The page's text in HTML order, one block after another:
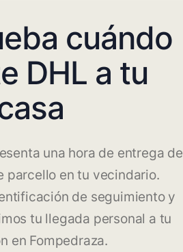
cuándo
DHL a tu
una hora de entrega de
parcello en tu vecindario.
de seguimiento y
tu llegada personal a tu
en Fompedraza.